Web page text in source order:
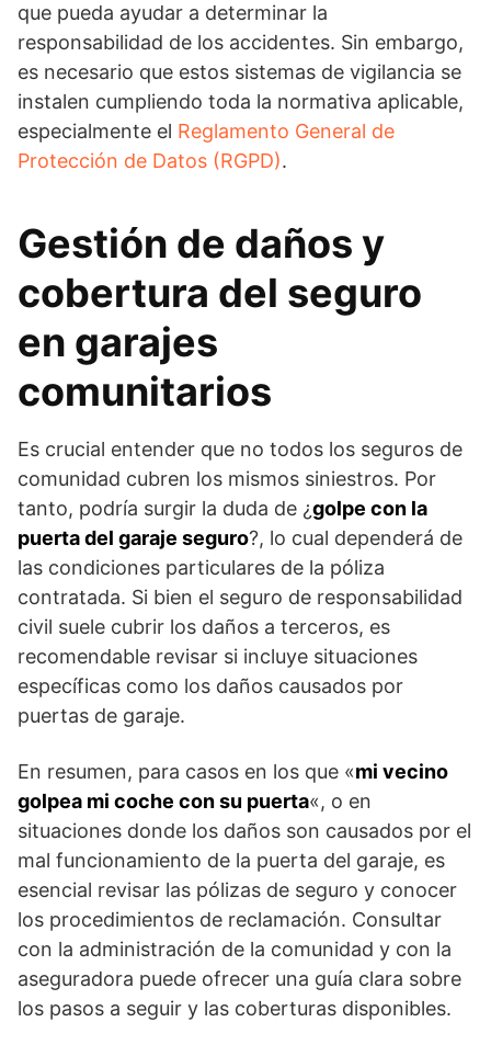
que pueda ayudar a determinar la
responsabilidad de los accidentes. Sin embargo,
es necesario que estos sistemas de vigilancia se
instalen cumpliendo toda la normativa aplicable,
especialmente el Reglamento General de
Protección de Datos (RGPD).
Gestión de daños y
cobertura del seguro
en garajes
comunitarios
Es crucial entender que no todos los seguros de
comunidad cubren los mismos siniestros. Por
tanto, podría surgir la duda de ¿golpe con la
puerta del garaje seguro?, lo cual dependerá de
las condiciones particulares de la póliza
contratada. Si bien el seguro de responsabilidad
civil suele cubrir los daños a terceros, es
recomendable revisar si incluye situaciones
específicas como los daños causados por
puertas de garaje.
En resumen, para casos en los que «mi vecino
golpea mi coche con su puerta«, o en
situaciones donde los daños son causados por el
mal funcionamiento de la puerta del garaje, es
esencial revisar las pólizas de seguro y conocer
los procedimientos de reclamación. Consultar
con la administración de la comunidad y con la
aseguradora puede ofrecer una guía clara sobre
los pasos a seguir y las coberturas disponibles.